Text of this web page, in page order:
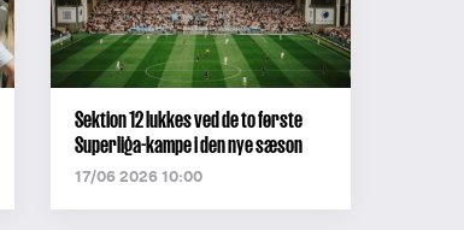
Sektion 12 lukkes ved de to første
Superliga-kampe i den nye sæson
17/06 2026 10:00